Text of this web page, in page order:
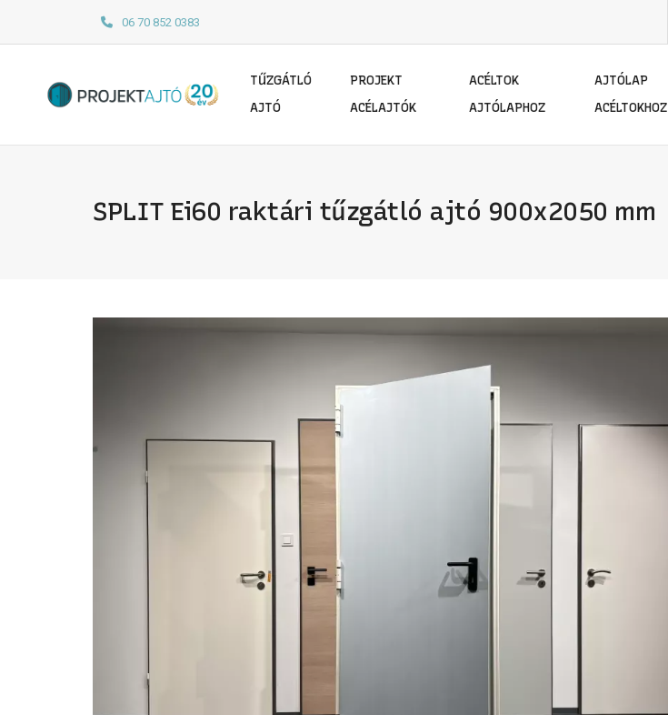
06 70 852 0383
TŰZGÁTLÓ
AJTÓ
PROJEKT
ACÉLAJTÓK
ACÉLTOK
AJTÓLAPHOZ
AJTÓLAP
ACÉLTOKHOZ
SPLIT Ei60 raktári tűzgátló ajtó 900x2050 mm